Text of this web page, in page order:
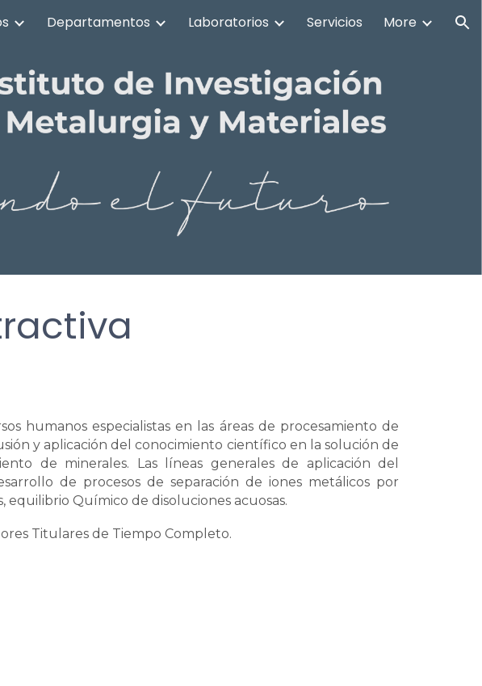
Skip to navigation
Departamentos Laboratorios Servicios More
humanos especialistas en las áreas de procesamiento de
y aplicación del conocimiento científico en la solución de
de minerales. Las líneas generales de aplicación del
de procesos de separación de iones metálicos por
Químico de disoluciones acuosas.
Titulares de Tiempo Completo.